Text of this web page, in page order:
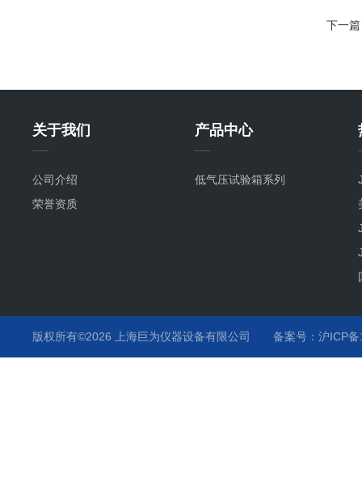
下一
关于我们
公司介绍
荣誉资质
产品中心
低气压试验箱系列
版权所有©2026 上海巨为仪器设备有限公司 备案号：沪ICP